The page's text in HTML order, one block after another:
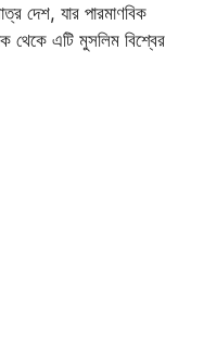
দেশ, যার পারমাণবিক
থেকে এটি মুসলিম বিশ্বের